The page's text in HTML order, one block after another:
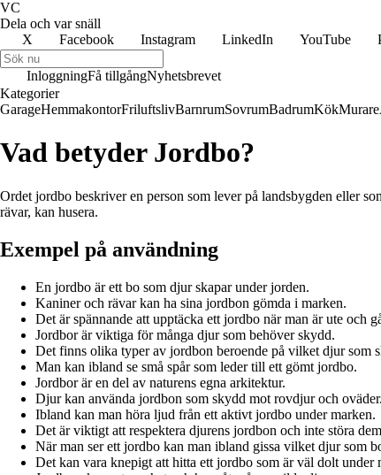
VC
Dela och var snäll
X
Facebook Instagram LinkedIn YouTube
InloggningFå tillgångNyhetsbrevet
Kategorier
GarageHemmakontorFriluftslivBarnrumSovrumBadrumKökMurare
Vad betyder Jordbo?
Ordet jordbo beskriver en person som lever på landsbygden eller
rävar, kan husera.
Exempel på användning
En jordbo är ett bo som djur skapar under jorden.
Kaniner och rävar kan ha sina jordbon gömda i marken.
Det är spännande att upptäcka ett jordbo när man är ute och
Jordbor är viktiga för många djur som behöver skydd.
Det finns olika typer av jordbon beroende på vilket djur som
Man kan ibland se små spår som leder till ett gömt jordbo.
Jordbor är en del av naturens egna arkitektur.
Djur kan använda jordbon som skydd mot rovdjur och oväder.
Ibland kan man höra ljud från ett aktivt jordbo under marken.
Det är viktigt att respektera djurens jordbon och inte störa
När man ser ett jordbo kan man ibland gissa vilket djur som
Det kan vara knepigt att hitta ett jordbo som är väl dolt under